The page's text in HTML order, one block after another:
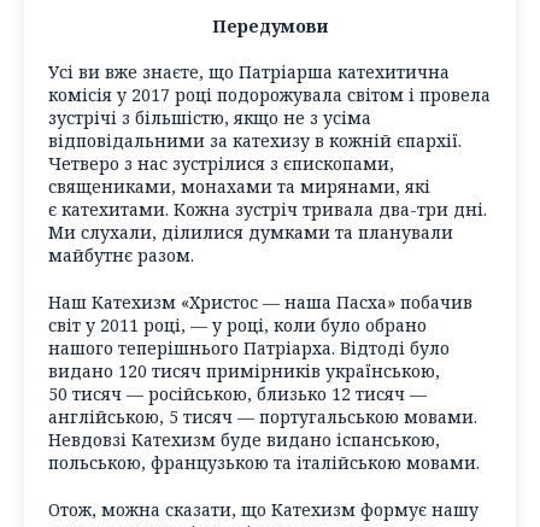
Передумови
Усі ви вже знаєте, що Патріарша катехитична
комісія у 2017 році подорожувала світом і провела
зустрічі з більшістю, якщо не з усіма
відповідальними за катехизу в кожній єпархії.
Четверо з нас зустрілися з єпископами,
священиками, монахами та мирянами, які
є катехитами. Кожна зустріч тривала два-три дні.
Ми слухали, ділилися думками та планували
майбутнє разом.
Наш Катехизм «Христос — наша Пасха» побачив
світ у 2011 році, — у році, коли було обрано
нашого теперішнього Патріарха. Відтоді було
видано 120 тисяч примірників українською,
50 тисяч — російською, близько 12 тисяч —
англійською, 5 тисяч — португальською мовами.
Невдовзі Катехизм буде видано іспанською,
польською, французькою та італійською мовами.
Отож, можна сказати, що Катехизм формує нашу